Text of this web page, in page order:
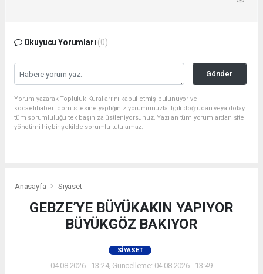
Okuyucu Yorumları (0)
Gönder
Yorum yazarak Topluluk Kuralları’nı kabul etmiş bulunuyor ve
kocaelihaberi.com sitesine yaptığınız yorumunuzla ilgili doğrudan veya dolaylı
tüm sorumluluğu tek başınıza üstleniyorsunuz. Yazılan tüm yorumlardan site
yönetimi hiçbir şekilde sorumlu tutulamaz.
Anasayfa Siyaset
GEBZE’YE BÜYÜKAKIN YAPIYOR
BÜYÜKGÖZ BAKIYOR
SIYASET
04.08.2026 - 13:24, Güncelleme: 04.08.2026 - 13:49